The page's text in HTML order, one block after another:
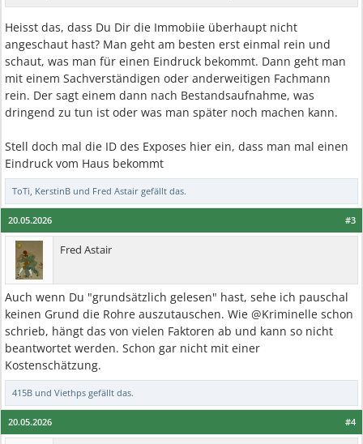
Heisst das, dass Du Dir die Immobiie überhaupt nicht
angeschaut hast? Man geht am besten erst einmal rein und
schaut, was man für einen Eindruck bekommt. Dann geht man
mit einem Sachverständigen oder anderweitigen Fachmann
rein. Der sagt einem dann nach Bestandsaufnahme, was
dringend zu tun ist oder was man später noch machen kann.
Stell doch mal die ID des Exposes hier ein, dass man mal einen
Eindruck vom Haus bekommt
ToTi, KerstinB und Fred Astair gefällt das.
#3
20.05.2026
Fred Astair
Auch wenn Du "grundsätzlich gelesen" hast, sehe ich pauschal
keinen Grund die Rohre auszutauschen. Wie @Kriminelle schon
schrieb, hängt das von vielen Faktoren ab und kann so nicht
beantwortet werden. Schon gar nicht mit einer
Kostenschätzung.
415B und Viethps gefällt das.
#4
20.05.2026